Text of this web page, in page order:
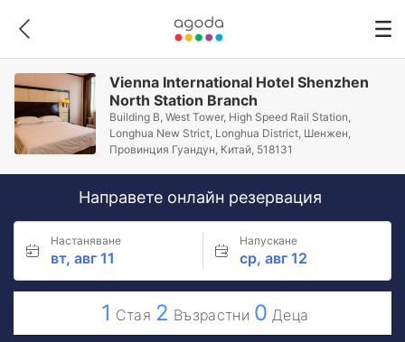
Vienna International Hotel Shenzhen
North Station Branch
Building B, West Tower, High Speed Rail Station,
Longhua New Strict, Longhua District, Шeнжeн,
Провинция Гуандун, Китай, 518131
Направете онлайн резервация
Настаняване
вт, авг 11
Напускане
ср, авг 12
1 Стая 2 Възрастни 0 Деца